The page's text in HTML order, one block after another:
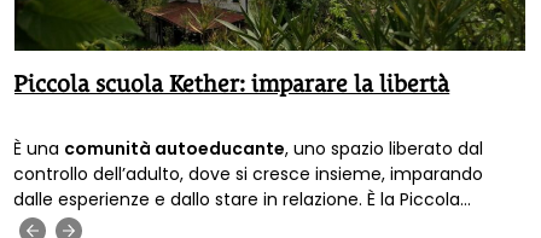
Piccola scuola Kether: imparare la libertà
È una comunità autoeducante, uno spazio liberato dal
controllo dell’adulto, dove si cresce insieme, imparando
dalle esperienze e dallo stare in relazione. È la Piccola
scuola libertaria Kether